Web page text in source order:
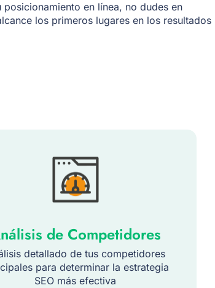
en línea, no dudes en
los primeros lugares en los resultados
de Competidores
detallado de tus competidores
para determinar la estrategia
SEO más efectiva